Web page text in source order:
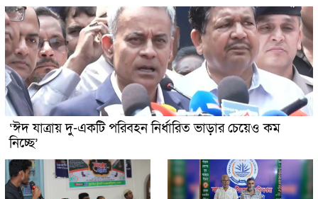
‘ঈদ যাত্রায় দু-একটি পরিবহন নির্ধারিত ভাড়ার চেয়েও কম
নিচ্ছে’